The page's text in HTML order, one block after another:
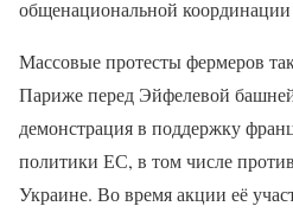
общенациональной
Массовые протесты фермеров
Париже перед Эйфелевой
демонстрация в поддержку
политики ЕС, в том числе
Украине. Во время акции её